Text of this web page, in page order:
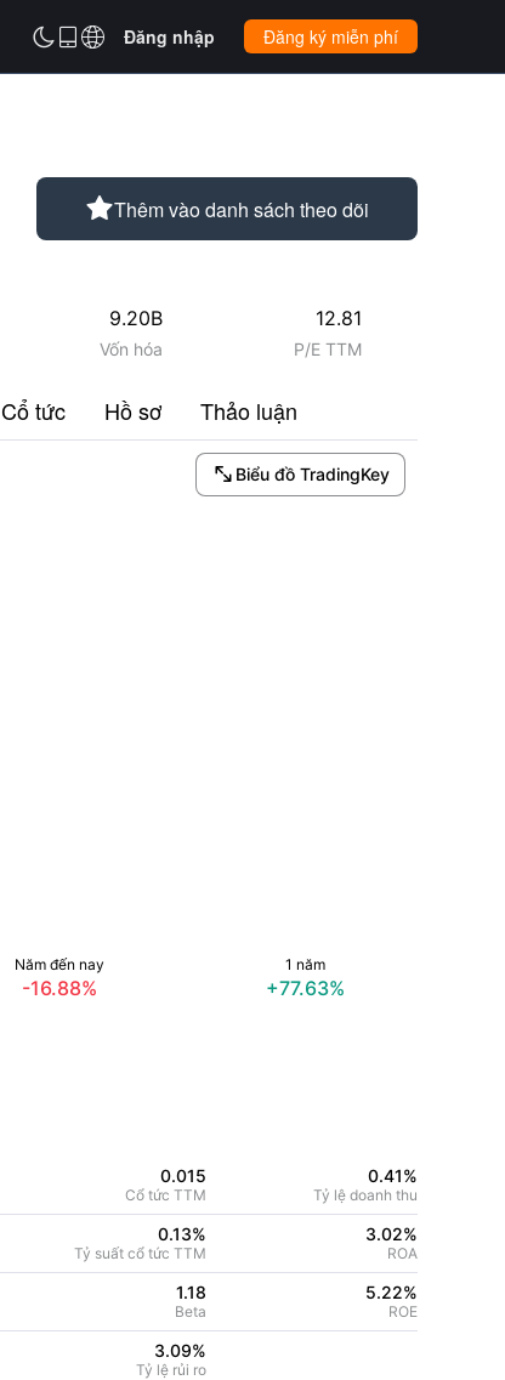
 Đăng nhập Đăng ký miễn phí
Thêm vào danh sách theo dõi
9.20B
Vốn hóa
12.81
P/E TTM
Cổ tức Hồ sơ Thảo luận
 Biểu đồ TradingKey
Năm đến nay
-16.88%
1 năm
+77.63%
0.015
Cổ tức TTM
0.41%
Tỷ lệ doanh thu
0.13%
Tỷ suất cổ tức TTM
3.02%
ROA
1.18
Beta
5.22%
ROE
3.09%
Tỷ lệ rủi ro